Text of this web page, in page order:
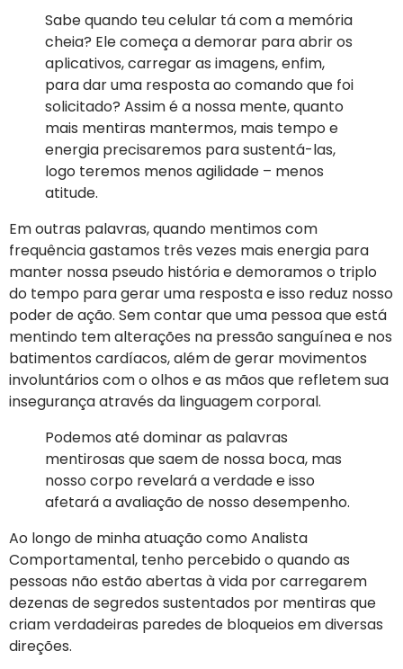
Sabe quando teu celular tá com a memória
cheia? Ele começa a demorar para abrir os
aplicativos, carregar as imagens, enfim,
para dar uma resposta ao comando que foi
solicitado? Assim é a nossa mente, quanto
mais mentiras mantermos, mais tempo e
energia precisaremos para sustentá-las,
logo teremos menos agilidade – menos
atitude.
Em outras palavras, quando mentimos com
frequência gastamos três vezes mais energia para
manter nossa pseudo história e demoramos o triplo
do tempo para gerar uma resposta e isso reduz nosso
poder de ação. Sem contar que uma pessoa que está
mentindo tem alterações na pressão sanguínea e nos
batimentos cardíacos, além de gerar movimentos
involuntários com o olhos e as mãos que refletem sua
insegurança através da linguagem corporal.
Podemos até dominar as palavras
mentirosas que saem de nossa boca, mas
nosso corpo revelará a verdade e isso
afetará a avaliação de nosso desempenho.
Ao longo de minha atuação como Analista
Comportamental, tenho percebido o quando as
pessoas não estão abertas à vida por carregarem
dezenas de segredos sustentados por mentiras que
criam verdadeiras paredes de bloqueios em diversas
direções.